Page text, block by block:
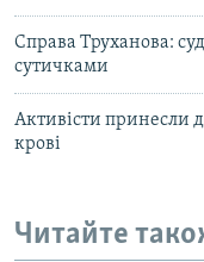
Справа Труханова:
сутичками
Активісти принесли
крові
Читайте